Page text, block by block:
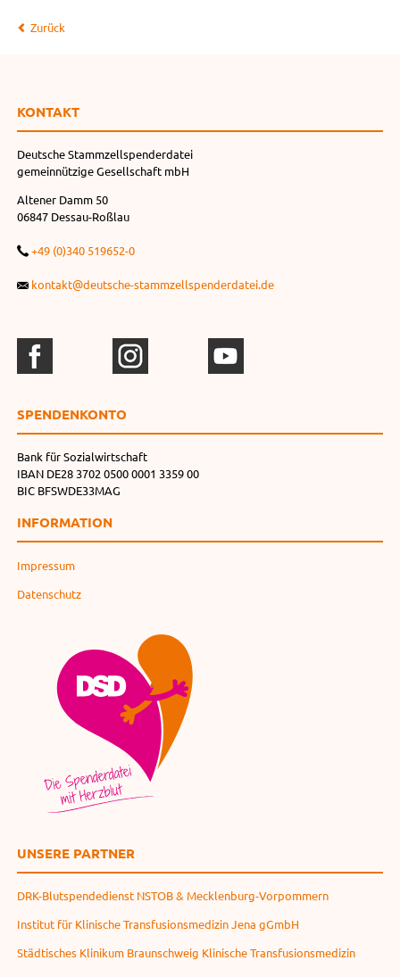
Zurück
KONTAKT
Deutsche Stammzellspenderdatei
gemeinnützige Gesellschaft mbH
Altener Damm 50
06847 Dessau-Roßlau
+49 (0)340 519652-0
kontakt@deutsche-stammzellspenderdatei.de
SPENDEN­KONTO
Bank für Sozialwirtschaft
IBAN DE28 3702 0500 0001 3359 00
BIC BFSWDE33MAG
INFORMATION
Impressum
Datenschutz
UNSERE PARTNER
DRK-Blutspendedienst NSTOB & Mecklenburg-Vorpommern
Institut für Klinische Transfusionsmedizin Jena gGmbH
Städtisches Klinikum Braunschweig Klinische Transfusionsmedizin